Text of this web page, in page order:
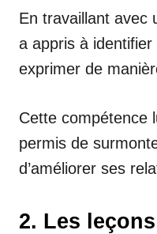
En travaillant avec
a appris à
exprimer de
Cette compétence
permis de
d’améliorer ses
2. Les